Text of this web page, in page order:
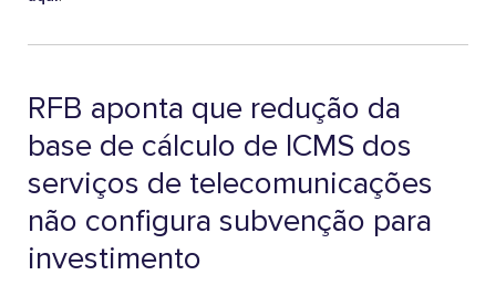
RFB aponta que redução da
base de cálculo de ICMS dos
serviços de telecomunicações
não configura subvenção para
investimento